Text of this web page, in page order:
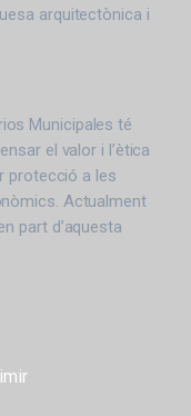
arquitectònica i
Municipales té
el valor i l’ètica
protecció a les
Actualment
part d’aquesta